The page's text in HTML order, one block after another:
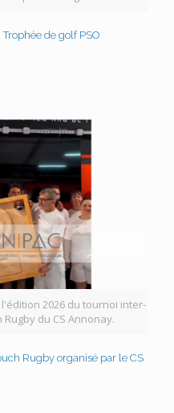
de golf PSO
2026 du tournoi inter-
du CS Annonay.
Rugby organisé par le CS